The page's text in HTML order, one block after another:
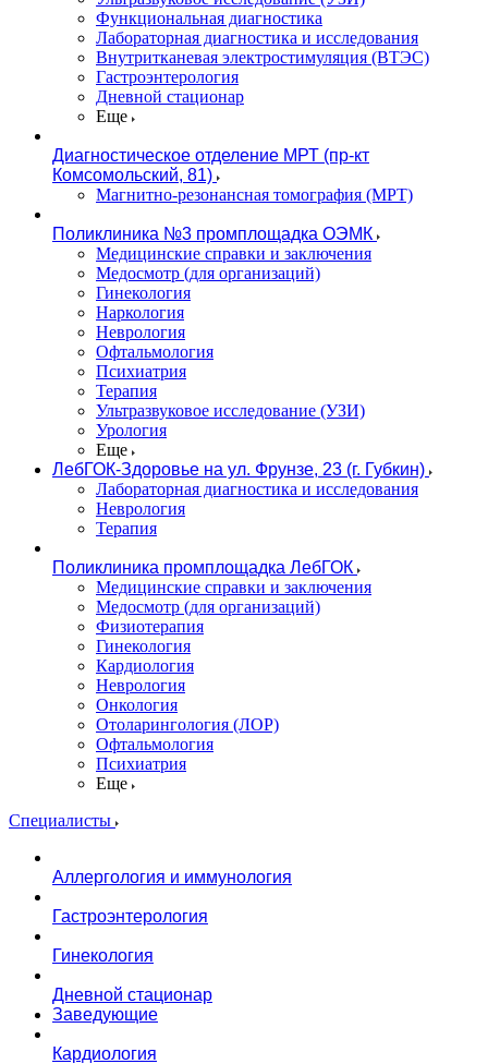
Функциональная диагностика
Лабораторная диагностика и исследования
Внутритканевая электростимуляция (ВТЭС)
Гастроэнтерология
Дневной стационар
Еще
Диагностическое отделение МРТ (пр-кт
Комсомольский, 81)
Магнитно-резонансная томография (МРТ)
Поликлиника №3 промплощадка ОЭМК
Медицинские справки и заключения
Медосмотр (для организаций)
Гинекология
Наркология
Неврология
Офтальмология
Психиатрия
Терапия
Ультразвуковое исследование (УЗИ)
Урология
Еще
ЛебГОК-Здоровье на ул. Фрунзе, 23 (г. Губкин)
Лабораторная диагностика и исследования
Неврология
Терапия
Поликлиника промплощадка ЛебГОК
Медицинские справки и заключения
Медосмотр (для организаций)
Физиотерапия
Гинекология
Кардиология
Неврология
Онкология
Отоларингология (ЛОР)
Офтальмология
Психиатрия
Еще
Специалисты
Аллергология и иммунология
Гастроэнтерология
Гинекология
Дневной стационар
Заведующие
Кардиология